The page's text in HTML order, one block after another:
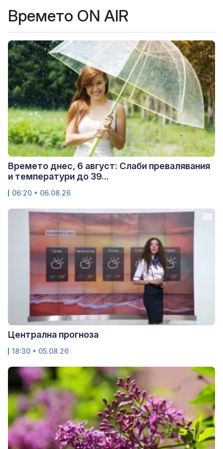
Времето ON AIR
Времето днес, 6 август: Слаби превалявания
и температури до 39...
06:20 • 06.08.26
Централна прогноза
18:30 • 05.08.26